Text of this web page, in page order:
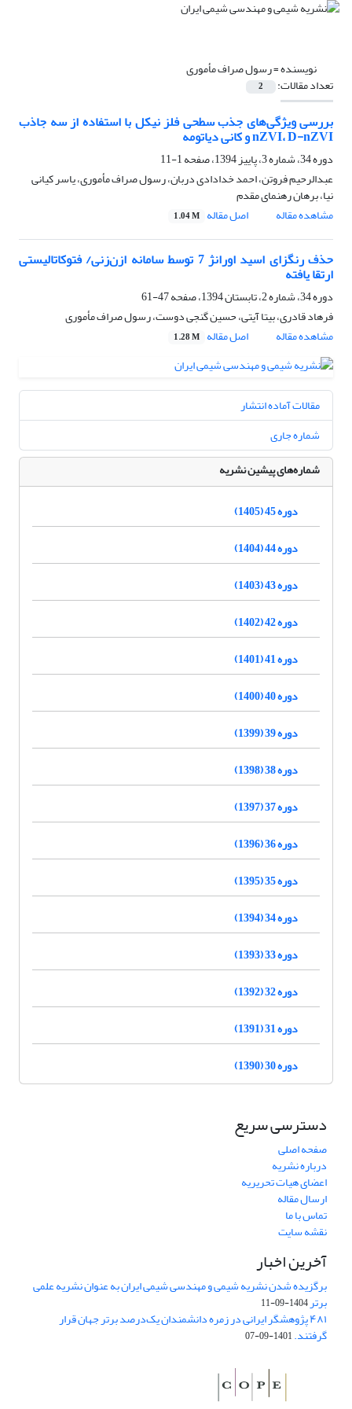
نویسنده =رسول صراف مأموری
تعداد مقالات: 2
بررسی ویژگی‌های جذب سطحی فلز نیکل با استفاده از سه جاذب
nZVI، D-nZVI و کانی دیاتومه
دوره 34، شماره 3، پاییز 1394، صفحه
1-11
عبدالرحیم فروتن، احمد خدادادی دربان، رسول صراف مأموری، یاسر کیانی
نیا، برهان رهنمای مقدم
مشاهده مقاله
اصل مقاله 1.04 M
حذف رنگزای اسید اورانژ 7 توسط سامانه ازن‌زنی/ فتوکاتالیستی
ارتقا یافته
دوره 34، شماره 2، تابستان 1394، صفحه
47-61
فرهاد قادری، بیتا آیتی، حسین گنجی دوست، رسول صراف مأموری
مشاهده مقاله
اصل مقاله 1.28 M
مقالات آماده انتشار
شماره جاری
شماره‌های پیشین نشریه
دوره 45 (1405)
دوره 44 (1404)
دوره 43 (1403)
دوره 42 (1402)
دوره 41 (1401)
دوره 40 (1400)
دوره 39 (1399)
دوره 38 (1398)
دوره 37 (1397)
دوره 36 (1396)
دوره 35 (1395)
دوره 34 (1394)
دوره 33 (1393)
دوره 32 (1392)
دوره 31 (1391)
دوره 30 (1390)
دسترسی سریع
صفحه اصلی
درباره نشریه
اعضای هیات تحریریه
ارسال مقاله
تماس با ما
نقشه سایت
آخرین اخبار
برگزیده شدن نشریه شیمی و مهندسی شیمی ایران به عنوان نشریه علمی
برتر1404-09-11
۴۸۱ پژوهشگر ایرانی در زمره دانشمندان یک‌درصد برتر جهان قرار
گرفتند.1401-09-07